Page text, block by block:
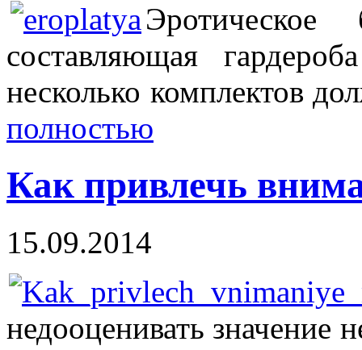
составляющая
несколько комплектов
полностью
Как привлечь
15.09.2014
недооценивать значение